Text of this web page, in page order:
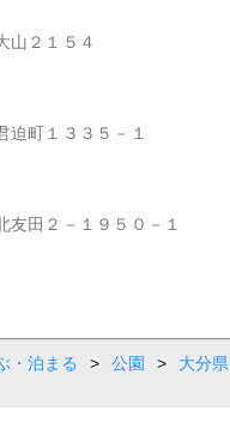
山２１５４
迫町１３３５－１
友田２－１９５０－１
・泊まる > 公園 > 大分県